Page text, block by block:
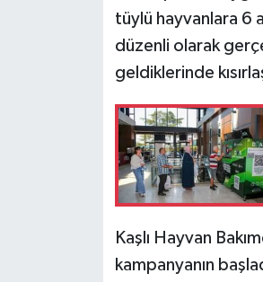
tüylü hayvanlara 6
düzenli olarak
geldiklerinde
Kaşlı Hayvan
kampanyanın
POLİTİKA
SPOR HABERLERİ
TEKNOLOJİ